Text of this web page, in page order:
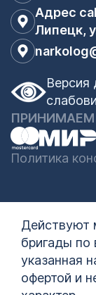
Адрес
Липецк,
Версия
ПРИНИМАЕМ
Политика
Действуют
бригады
указанная
офертой и